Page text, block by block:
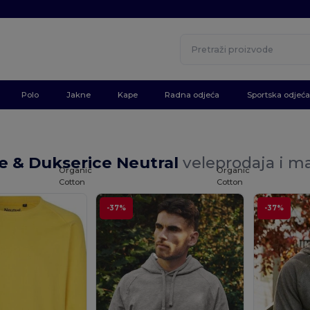
Polo Jakne Kape Radna odjeća Sportska odjeća
& Dukserice Neutralveleprodaja i
-37%
Organic
Cotton
-37%
Organic
Cotton